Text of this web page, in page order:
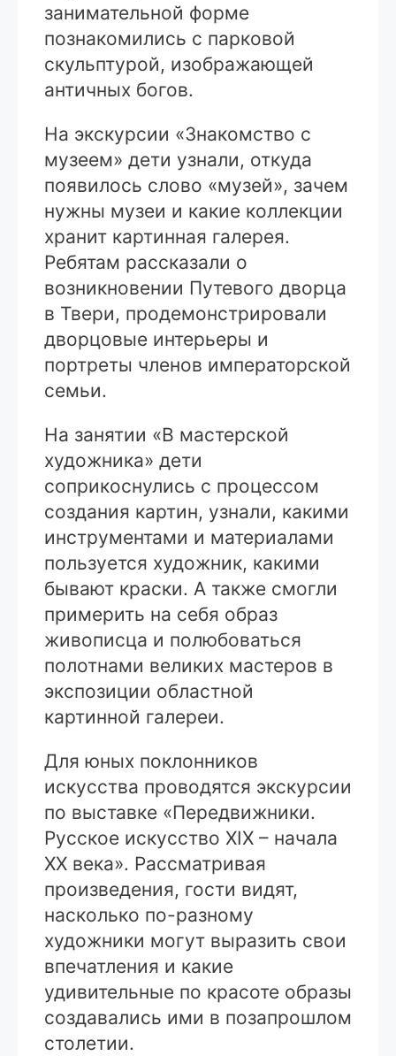
занимательной форме
познакомились с парковой
скульптурой, изображающей
античных богов.
На экскурсии «Знакомство с
музеем» дети узнали, откуда
появилось слово «музей», зачем
нужны музеи и какие коллекции
хранит картинная галерея.
Ребятам рассказали о
возникновении Путевого дворца
в Твери, продемонстрировали
дворцовые интерьеры и
портреты членов императорской
семьи.
На занятии «В мастерской
художника» дети
соприкоснулись с процессом
создания картин, узнали, какими
инструментами и материалами
пользуется художник, какими
бывают краски. А также смогли
примерить на себя образ
живописца и полюбоваться
полотнами великих мастеров в
экспозиции областной
картинной галереи.
Для юных поклонников
искусства проводятся экскурсии
по выставке «Передвижники.
Русское искусство XIX – начала
ХХ века». Рассматривая
произведения, гости видят,
насколько по-разному
художники могут выразить свои
впечатления и какие
удивительные по красоте образы
создавались ими в позапрошлом
столетии.